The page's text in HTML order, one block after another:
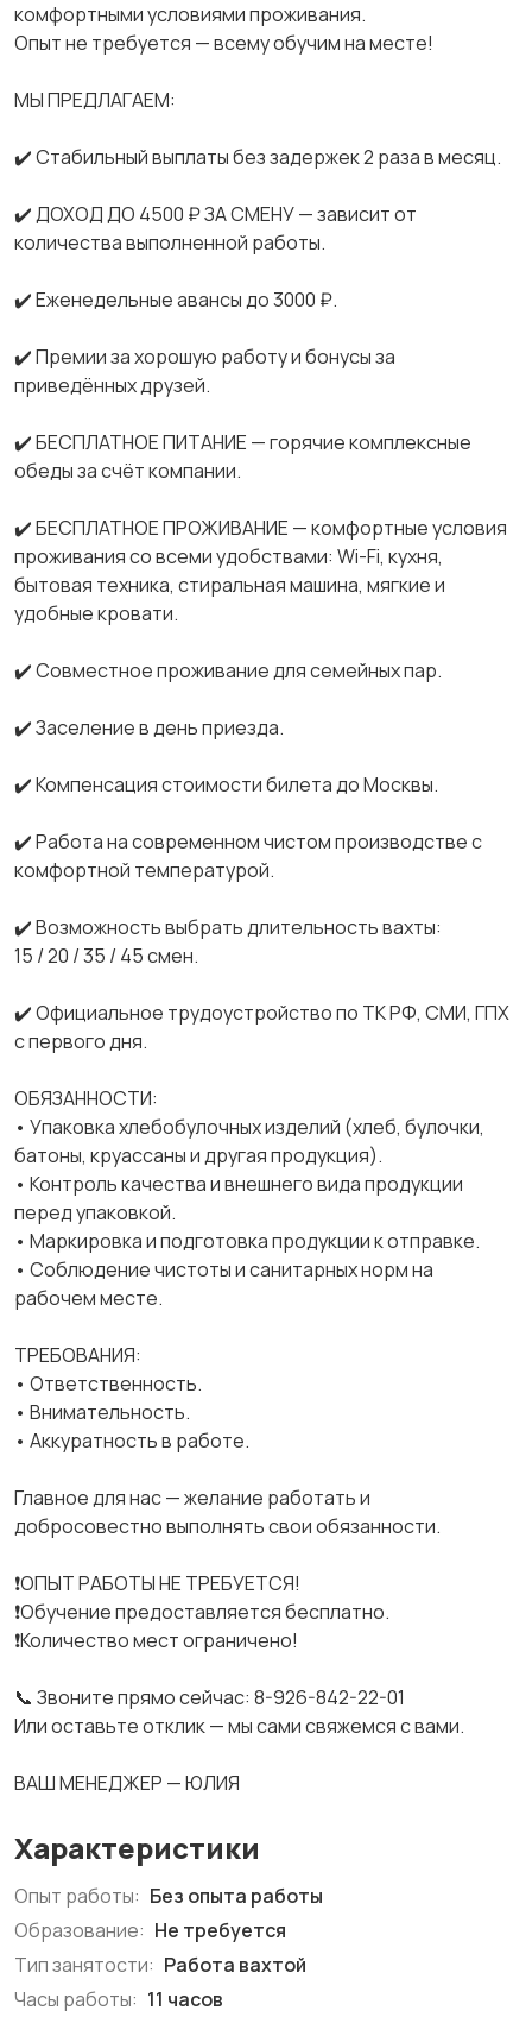
комфортными условиями проживания.
Опыт не требуется — всему обучим на месте!
МЫ ПРЕДЛАГАЕМ:
✔️ Стабильный выплаты без задержек 2 раза в месяц.
✔️ ДОХОД ДО 4500 ₽ ЗА СМЕНУ — зависит от
количества выполненной работы.
✔️ Еженедельные авансы до 3000 ₽.
✔️ Премии за хорошую работу и бонусы за
приведённых друзей.
✔️ БЕСПЛАТНОЕ ПИТАНИЕ — горячие комплексные
обеды за счёт компании.
✔️ БЕСПЛАТНОЕ ПРОЖИВАНИЕ — комфортные условия
проживания со всеми удобствами: Wi-Fi, кухня,
бытовая техника, стиральная машина, мягкие и
удобные кровати.
✔️ Совместное проживание для семейных пар.
✔️ Заселение в день приезда.
✔️ Компенсация стоимости билета до Москвы.
✔️ Работа на современном чистом производстве с
комфортной температурой.
✔️ Возможность выбрать длительность вахты:
15 / 20 / 35 / 45 смен.
✔️ Официальное трудоустройство по ТК РФ, СМИ, ГПХ
с первого дня.
ОБЯЗАННОСТИ:
• Упаковка хлебобулочных изделий (хлеб, булочки,
батоны, круассаны и другая продукция).
• Контроль качества и внешнего вида продукции
перед упаковкой.
• Маркировка и подготовка продукции к отправке.
• Соблюдение чистоты и санитарных норм на
рабочем месте.
ТРЕБОВАНИЯ:
• Ответственность.
• Внимательность.
• Аккуратность в работе.
Главное для нас — желание работать и
добросовестно выполнять свои обязанности.
❗ОПЫТ РАБОТЫ НЕ ТРЕБУЕТСЯ!
❗Обучение предоставляется бесплатно.
❗Количество мест ограничено!
📞 Звоните прямо сейчас: 8-926-842-22-01
Или оставьте отклик — мы сами свяжемся с вами.
ВАШ МЕНЕДЖЕР — ЮЛИЯ
Характеристики
Опыт работы: Без опыта работы
Образование: Не требуется
Тип занятости: Работа вахтой
Часы работы: 11 часов